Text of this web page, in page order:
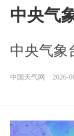
中央气
中央气象
中国天气网 2026-